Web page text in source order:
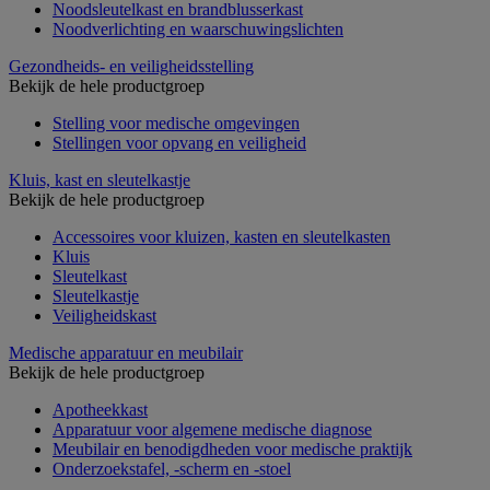
Noodsleutelkast en brandblusserkast
Noodverlichting en waarschuwingslichten
Gezondheids- en veiligheidsstelling
Bekijk de hele productgroep
Stelling voor medische omgevingen
Stellingen voor opvang en veiligheid
Kluis, kast en sleutelkastje
Bekijk de hele productgroep
Accessoires voor kluizen, kasten en sleutelkasten
Kluis
Sleutelkast
Sleutelkastje
Veiligheidskast
Medische apparatuur en meubilair
Bekijk de hele productgroep
Apotheekkast
Apparatuur voor algemene medische diagnose
Meubilair en benodigdheden voor medische praktijk
Onderzoekstafel, -scherm en -stoel